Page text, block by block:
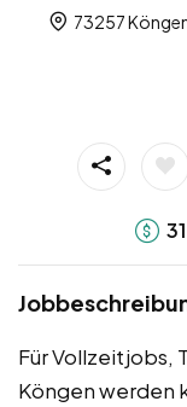
73257
31
Für Vollzeitjobs,
Köngen werden